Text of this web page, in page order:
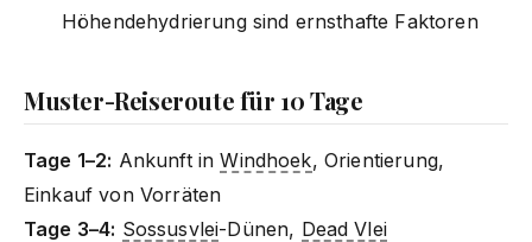
Höhendehydrierung sind ernsthafte Faktoren
Muster-Reiseroute für 10 Tage
Tage 1–2: Ankunft inWindhoek, Orientierung,
Einkauf von Vorräten
Tage 3–4: Sossusvlei-Dünen, Dead Vlei